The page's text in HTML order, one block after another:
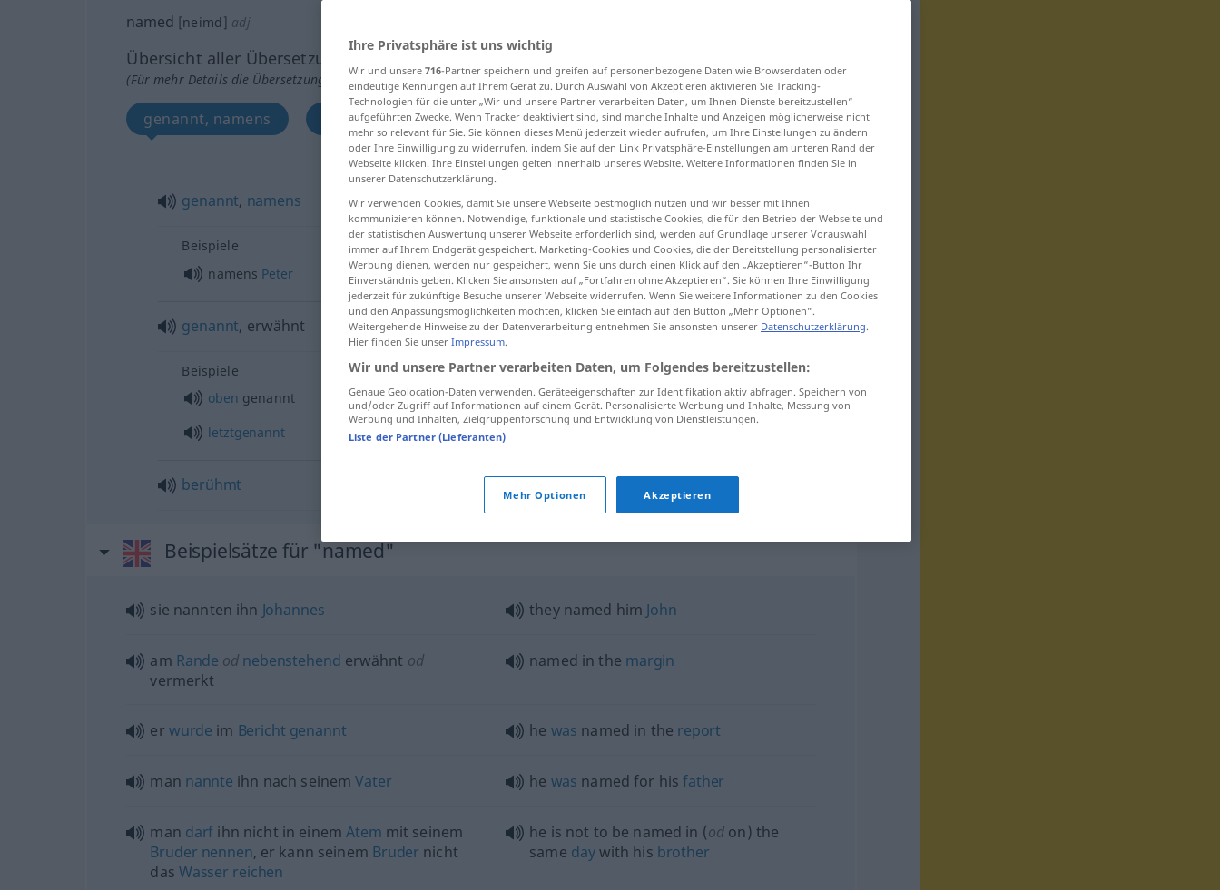
named [neimd] adj
Übersicht aller Übersetzungen
(Für mehr Details die Übersetzung anklicken/antippen)
genannt, namens genannt, erwähnt berühmt
genannt, namens named
Beispiele
namens Peter namedPeter
genannt, erwähnt named mentioned
Beispiele
oben genannt namedabove
letztgenannt
berühmt selten
Beispielsätze für "named"
sie nannten ihn Johannes they named him John
am Rande od nebenstehend erwähnt od
vermerkt
named in the margin
er wurde im Bericht genannt he was named in the report
man nannte ihn nach seinemVater he was named for hisfather
man darf ihn nicht in einemAtem mit seinem
Bruder nennen, er kann seinem Bruder nicht
das Wasser reichen
he is not to be named in (od on) the
same daywith his brother
Ihre Privatsphäre ist uns wichtig
Wir und unsere 716-Partner speichern und greifen auf personenbezogene Daten wie Browserdaten oder
eindeutige Kennungen auf Ihrem Gerät zu. Durch Auswahl von Akzeptieren aktivieren Sie Tracking-
Technologien für die unter „Wir und unsere Partner verarbeiten Daten, um Ihnen Dienste bereitzustellen“
aufgeführten Zwecke. Wenn Tracker deaktiviert sind, sind manche Inhalte und Anzeigen möglicherweise nicht
mehr so relevant für Sie. Sie können dieses Menü jederzeit wieder aufrufen, um Ihre Einstellungen zu ändern
oder Ihre Einwilligung zu widerrufen, indem Sie auf den Link Privatsphäre-Einstellungen am unteren Rand der
Webseite klicken. Ihre Einstellungen gelten innerhalb unseres Website. Weitere Informationen finden Sie in
unserer Datenschutzerklärung.
Wir verwenden Cookies, damit Sie unsere Webseite bestmöglich nutzen und wir besser mit Ihnen
kommunizieren können. Notwendige, funktionale und statistische Cookies, die für den Betrieb der Webseite und
der statistischen Auswertung unserer Webseite erforderlich sind, werden auf Grundlage unserer Vorauswahl
immer auf Ihrem Endgerät gespeichert. Marketing-Cookies und Cookies, die der Bereitstellung personalisierter
Werbung dienen, werden nur gespeichert, wenn Sie uns durch einen Klick auf den „Akzeptieren“-Button Ihr
Einverständnis geben. Klicken Sie ansonsten auf „Fortfahren ohne Akzeptieren“. Sie können Ihre Einwilligung
jederzeit für zukünftige Besuche unserer Webseite widerrufen. Wenn Sie weitere Informationen zu den Cookies
und den Anpassungsmöglichkeiten möchten, klicken Sie einfach auf den Button „Mehr Optionen“.
Weitergehende Hinweise zu der Datenverarbeitung entnehmen Sie ansonsten unserer Datenschutzerklärung.
Hier finden Sie unser Impressum.
Wir und unsere Partner verarbeiten Daten, um Folgendes bereitzustellen:
Genaue Geolocation-Daten verwenden. Geräteeigenschaften zur Identifikation aktiv abfragen. Speichern von
und/oder Zugriff auf Informationen auf einem Gerät. Personalisierte Werbung und Inhalte, Messung von
Werbung und Inhalten, Zielgruppenforschung und Entwicklung von Dienstleistungen.
Liste der Partner (Lieferanten)
Mehr Optionen Akzeptieren